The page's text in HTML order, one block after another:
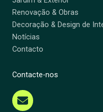
Renovação & Obras
Decoração & Design de
Notícias
Contacto
Contacte-nos